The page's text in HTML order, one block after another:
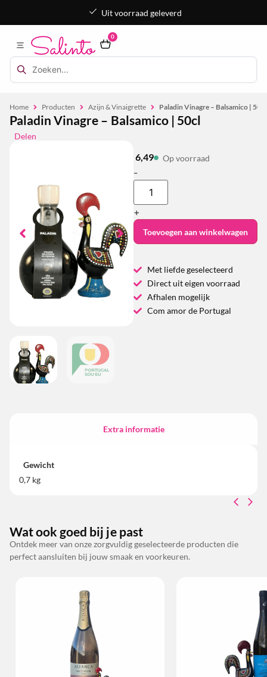
Uit voorraad geleverd
0
Home Producten Azijn & Vinaigrette Paladin Vinagre – Balsamico | 50cl
Paladin Vinagre – Balsamico | 50cl
Delen
6,49 Op voorraad
-
+
Toevoegen aan winkelwagen
Met liefde geselecteerd
Direct uit eigen voorraad
Afhalen mogelijk
Com amor de Portugal
Extra informatie
Gewicht
0,7 kg
Wat ook goed bij je past
Ontdek meer van onze zorgvuldig geselecteerde producten die
perfect aansluiten bij jouw smaak en voorkeuren.